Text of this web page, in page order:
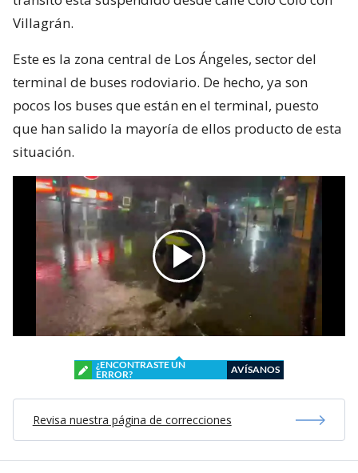
Villagrán.
Este es la zona central de Los Ángeles, sector del
terminal de buses rodoviario. De hecho, ya son
pocos los buses que están en el terminal, puesto
que han salido la mayoría de ellos producto de esta
situación.
¿ENCONTRASTE UN
ERROR?
AVÍSANOS
Revisa nuestra página de correcciones